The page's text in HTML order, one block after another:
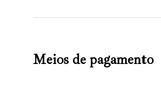
Meios de pagamento